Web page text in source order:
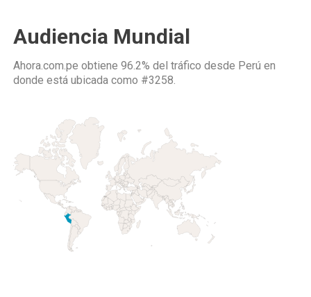
Audiencia Mundial
Ahora.com.pe obtiene 96.2% del tráfico desde Perú en
donde está ubicada como #3258.